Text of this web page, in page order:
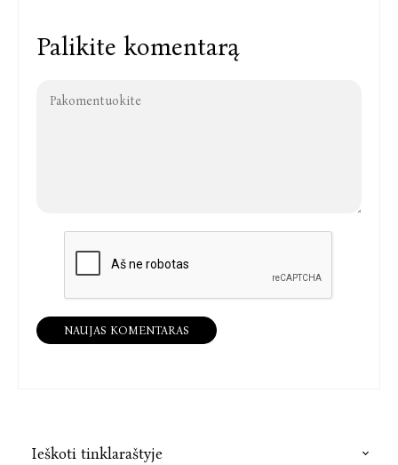
Palikite komentarą
NAUJAS KOMENTARAS
Ieškoti tinklaraštyje